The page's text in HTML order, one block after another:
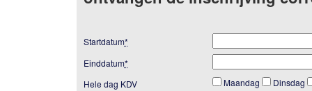
Startdatum*
Einddatum*
Hele dag KDV
Maandag
Dinsdag